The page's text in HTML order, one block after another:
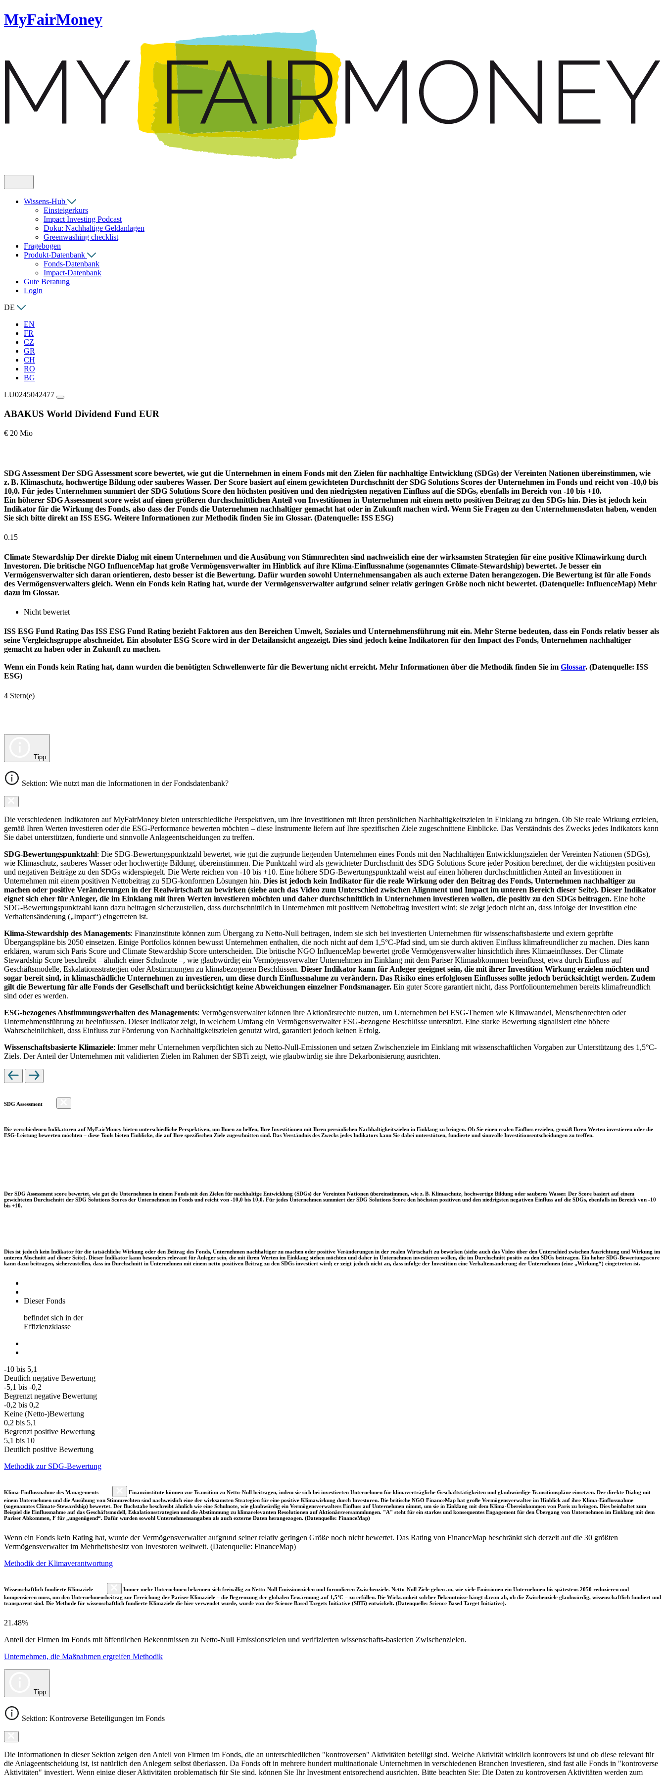
MyFairMoney
Wissens-Hub
Einsteigerkurs
Impact Investing Podcast
Doku: Nachhaltige Geldanlagen
Greenwashing checklist
Fragebogen
Produkt-Datenbank
Fonds-Datenbank
Impact-Datenbank
Gute Beratung
Login
DE
EN
FR
CZ
GR
CH
RO
BG
LU0245042477
ABAKUS World Dividend Fund EUR
€ 20 Mio
SDG Assessment Der SDG Assessment score bewertet, wie gut die Unternehmen in einem Fonds mit den Zielen für nachhaltige Entwicklung (SDGs) der Vereinten Nationen übereinstimmen, wie
z. B. Klimaschutz, hochwertige Bildung oder sauberes Wasser. Der Score basiert auf einem gewichteten Durchschnitt der SDG Solutions Scores der Unternehmen im Fonds und reicht von -10,0 bis
10,0. Für jedes Unternehmen summiert der SDG Solutions Score den höchsten positiven und den niedrigsten negativen Einfluss auf die SDGs, ebenfalls im Bereich von -10 bis +10.
Ein höherer SDG Assessment score weist auf einen größeren durchschnittlichen Anteil von Investitionen in Unternehmen mit einem netto positiven Beitrag zu den SDGs hin. Dies ist jedoch kein
Indikator für die Wirkung des Fonds, also dass der Fonds die Unternehmen nachhaltiger gemacht hat oder in Zukunft machen wird. Wenn Sie Fragen zu den Unternehmensdaten haben, wenden
Sie sich bitte direkt an ISS ESG. Weitere Informationen zur Methodik finden Sie im Glossar. (Datenquelle: ISS ESG)
0.15
Climate Stewardship Der direkte Dialog mit einem Unternehmen und die Ausübung von Stimmrechten sind nachweislich eine der wirksamsten Strategien für eine positive Klimawirkung durch
Investoren. Die britische NGO InfluenceMap hat große Vermögensverwalter im Hinblick auf ihre Klima-Einflussnahme (sogenanntes Climate-Stewardship) bewertet. Je besser ein
Vermögensverwalter sich daran orientieren, desto besser ist die Bewertung. Dafür wurden sowohl Unternehmensangaben als auch externe Daten herangezogen. Die Bewertung ist für alle Fonds
des Vermögensverwalters gleich. Wenn ein Fonds kein Rating hat, wurde der Vermögensverwalter aufgrund seiner relativ geringen Größe noch nicht bewertet. (Datenquelle: InfluenceMap) Mehr
dazu im Glossar.
Nicht bewertet
ISS ESG Fund Rating Das ISS ESG Fund Rating bezieht Faktoren aus den Bereichen Umwelt, Soziales und Unternehmensführung mit ein. Mehr Sterne bedeuten, dass ein Fonds relativ besser als
seine Vergleichsgruppe abschneidet. Ein absoluter ESG Score wird in der Detailansicht angezeigt. Dies sind jedoch keine Indikatoren für den Impact des Fonds, Unternehmen nachhaltiger
gemacht zu haben oder in Zukunft zu machen.
Wenn ein Fonds kein Rating hat, dann wurden die benötigten Schwellenwerte für die Bewertung nicht erreicht. Mehr Informationen über die Methodik finden Sie im Glossar. (Datenquelle: ISS
ESG)
4 Stern(e)
Tipp
Sektion: Wie nutzt man die Informationen in der Fondsdatenbank?
Die verschiedenen Indikatoren auf MyFairMoney bieten unterschiedliche Perspektiven, um Ihre Investitionen mit Ihren persönlichen Nachhaltigkeitszielen in Einklang zu bringen. Ob Sie reale Wirkung erzielen,
gemäß Ihren Werten investieren oder die ESG-Performance bewerten möchten – diese Instrumente liefern auf Ihre spezifischen Ziele zugeschnittene Einblicke. Das Verständnis des Zwecks jedes Indikators kann
Sie dabei unterstützen, fundierte und sinnvolle Anlageentscheidungen zu treffen.
SDG-Bewertungspunktzahl: Die SDG-Bewertungspunktzahl bewertet, wie gut die zugrunde liegenden Unternehmen eines Fonds mit den Nachhaltigen Entwicklungszielen der Vereinten Nationen (SDGs),
wie Klimaschutz, sauberes Wasser oder hochwertige Bildung, übereinstimmen. Die Punktzahl wird als gewichteter Durchschnitt des SDG Solutions Score jeder Position berechnet, der die wichtigsten positiven
und negativen Beiträge zu den SDGs widerspiegelt. Die Werte reichen von -10 bis +10. Eine höhere SDG-Bewertungspunktzahl weist auf einen höheren durchschnittlichen Anteil an Investitionen in
Unternehmen mit einem positiven Nettobeitrag zu SDG-konformen Lösungen hin. Dies ist jedoch kein Indikator für die reale Wirkung oder den Beitrag des Fonds, Unternehmen nachhaltiger zu
machen oder positive Veränderungen in der Realwirtschaft zu bewirken (siehe auch das Video zum Unterschied zwischen Alignment und Impact im unteren Bereich dieser Seite). Dieser Indikator
eignet sich eher für Anleger, die im Einklang mit ihren Werten investieren möchten und daher durchschnittlich in Unternehmen investieren wollen, die positiv zu den SDGs beitragen. Eine hohe
SDG-Bewertungspunktzahl kann dazu beitragen sicherzustellen, dass durchschnittlich in Unternehmen mit positivem Nettobeitrag investiert wird; sie zeigt jedoch nicht an, dass infolge der Investition eine
Verhaltensänderung („Impact“) eingetreten ist.
Klima-Stewardship des Managements: Finanzinstitute können zum Übergang zu Netto-Null beitragen, indem sie sich bei investierten Unternehmen für wissenschaftsbasierte und extern geprüfte
Übergangspläne bis 2050 einsetzen. Einige Portfolios können bewusst Unternehmen enthalten, die noch nicht auf dem 1,5°C-Pfad sind, um sie durch aktiven Einfluss klimafreundlicher zu machen. Dies kann
erklären, warum sich Paris Score und Climate Stewardship Score unterscheiden. Die britische NGO InfluenceMap bewertet große Vermögensverwalter hinsichtlich ihres Klimaeinflusses. Der Climate
Stewardship Score beschreibt – ähnlich einer Schulnote –, wie glaubwürdig ein Vermögensverwalter Unternehmen im Einklang mit dem Pariser Klimaabkommen beeinflusst, etwa durch Einfluss auf
Geschäftsmodelle, Eskalationsstrategien oder Abstimmungen zu klimabezogenen Beschlüssen. Dieser Indikator kann für Anleger geeignet sein, die mit ihrer Investition Wirkung erzielen möchten und
sogar bereit sind, in klimaschädliche Unternehmen zu investieren, um diese durch Einflussnahme zu verändern. Das Risiko eines erfolglosen Einflusses sollte jedoch berücksichtigt werden. Zudem
gilt die Bewertung für alle Fonds der Gesellschaft und berücksichtigt keine Abweichungen einzelner Fondsmanager. Ein guter Score garantiert nicht, dass Portfoliounternehmen bereits klimafreundlich
sind oder es werden.
ESG-bezogenes Abstimmungsverhalten des Managements: Vermögensverwalter können ihre Aktionärsrechte nutzen, um Unternehmen bei ESG-Themen wie Klimawandel, Menschenrechten oder
Unternehmensführung zu beeinflussen. Dieser Indikator zeigt, in welchem Umfang ein Vermögensverwalter ESG-bezogene Beschlüsse unterstützt. Eine starke Bewertung signalisiert eine höhere
Wahrscheinlichkeit, dass Einfluss zur Förderung von Nachhaltigkeitszielen genutzt wird, garantiert jedoch keinen Erfolg.
Wissenschaftsbasierte Klimaziele: Immer mehr Unternehmen verpflichten sich zu Netto-Null-Emissionen und setzen Zwischenziele im Einklang mit wissenschaftlichen Vorgaben zur Unterstützung des 1,5°C-
Ziels. Der Anteil der Unternehmen mit validierten Zielen im Rahmen der SBTi zeigt, wie glaubwürdig sie ihre Dekarbonisierung ausrichten.
SDG Assessment
Die verschiedenen Indikatoren auf MyFairMoney bieten unterschiedliche Perspektiven, um Ihnen zu helfen, Ihre Investitionen mit Ihren persönlichen Nachhaltigkeitszielen in Einklang zu bringen. Ob Sie einen realen Einfluss erzielen, gemäß Ihren Werten investieren oder die
ESG-Leistung bewerten möchten – diese Tools bieten Einblicke, die auf Ihre spezifischen Ziele zugeschnitten sind. Das Verständnis des Zwecks jedes Indikators kann Sie dabei unterstützen, fundierte und sinnvolle Investitionsentscheidungen zu treffen.
Der SDG Assessment score bewertet, wie gut die Unternehmen in einem Fonds mit den Zielen für nachhaltige Entwicklung (SDGs) der Vereinten Nationen übereinstimmen, wie z. B. Klimaschutz, hochwertige Bildung oder sauberes Wasser. Der Score basiert auf einem
gewichteten Durchschnitt der SDG Solutions Scores der Unternehmen im Fonds und reicht von -10,0 bis 10,0. Für jedes Unternehmen summiert der SDG Solutions Score den höchsten positiven und den niedrigsten negativen Einfluss auf die SDGs, ebenfalls im Bereich von -10
bis +10.
Dies ist jedoch kein Indikator für die tatsächliche Wirkung oder den Beitrag des Fonds, Unternehmen nachhaltiger zu machen oder positive Veränderungen in der realen Wirtschaft zu bewirken (siehe auch das Video über den Unterschied zwischen Ausrichtung und Wirkung im
unteren Abschnitt auf dieser Seite). Dieser Indikator kann besonders relevant für Anleger sein, die mit ihren Werten im Einklang stehen möchten und daher in Unternehmen investieren wollen, die im Durchschnitt positiv zu den SDGs beitragen. Ein hoher SDG-Bewertungsscore
kann dazu beitragen, sicherzustellen, dass im Durchschnitt in Unternehmen mit einem netto positiven Beitrag zu den SDGs investiert wird; er zeigt jedoch nicht an, dass infolge der Investition eine Verhaltensänderung der Unternehmen (eine „Wirkung“) eingetreten ist.
Dieser Fonds
befindet sich in der
Effizienzklasse
-10 bis 5,1
Deutlich negative Bewertung
-5,1 bis -0,2
Begrenzt negative Bewertung
-0,2 bis 0,2
Keine (Netto-)Bewertung
0,2 bis 5,1
Begrenzt positive Bewertung
5,1 bis 10
Deutlich positive Bewertung
Methodik zur SDG-Bewertung
Klima-Einflussnahme des Managements
Finanzinstitute können zur Transition zu Netto-Null beitragen, indem sie sich bei investierten Unternehmen für klimaverträgliche Geschäftstätigkeiten und glaubwürdige Transitionspläne einsetzen. Der direkte Dialog mit
einem Unternehmen und die Ausübung von Stimmrechten sind nachweislich eine der wirksamsten Strategien für eine positive Klimawirkung durch Investoren. Die britische NGO FinanceMap hat große Vermögensverwalter im Hinblick auf ihre Klima-Einflussnahme
(sogenanntes Climate-Stewardship) bewertet. Der Buchstabe beschreibt ähnlich wie eine Schulnote, wie glaubwürdig ein Vermögensverwalters Einfluss auf Unternehmen nimmt, um sie in Einklang mit dem Klima-Übereinkommen von Paris zu bringen. Dies beinhaltet zum
Beispiel die Einflussnahme auf das Geschäftsmodell, Eskalationsstrategien und die Abstimmung zu klimarelevanten Resolutionen auf Aktionärsversammlungen. "A" steht für ein starkes und konsequentes Engagement für den Übergang von Unternehmen im Einklang mit dem
Pariser Abkommen, F für „ungenügend“. Dafür wurden sowohl Unternehmensangaben als auch externe Daten herangezogen. (Datenquelle: FinanceMap)
Wenn ein Fonds kein Rating hat, wurde der Vermögensverwalter aufgrund seiner relativ geringen Größe noch nicht bewertet. Das Rating von FinanceMap beschränkt sich derzeit auf die 30 größten
Vermögensverwalter im Mehrheitsbesitz von Investoren weltweit. (Datenquelle: FinanceMap)
Methodik der Klimaverantwortung
Wissenschaftlich fundierte Klimaziele
Immer mehr Unternehmen bekennen sich freiwillig zu Netto-Null Emissionszielen und formulieren Zwischenziele. Netto-Null Ziele geben an, wie viele Emissionen ein Unternehmen bis spätestens 2050 reduzieren und
kompensieren muss, um den Unternehmensbeitrag zur Erreichung der Pariser Klimaziele – die Begrenzung der globalen Erwärmung auf 1,5°C – zu erfüllen. Die Wirksamkeit solcher Bekenntnisse hängt davon ab, ob die Zwischenziele glaubwürdig, wissenschaftlich fundiert und
transparent sind. Die Methode für wissenschaftlich fundierte Klimaziele die hier verwendet wurde, wurde von der Science Based Targets Initiative (SBTi) entwickelt. (Datenquelle: Science Based Target Initiative).
21.48%
Anteil der Firmen im Fonds mit öffentlichen Bekenntnissen zu Netto-Null Emissionszielen und verifizierten wissenschafts-basierten Zwischenzielen.
Unternehmen, die Maßnahmen ergreifen Methodik
Tipp
Sektion: Kontroverse Beteiligungen im Fonds
Die Informationen in dieser Sektion zeigen den Anteil von Firmen im Fonds, die an unterschiedlichen "kontroversen" Aktivitäten beteiligt sind. Welche Aktivität wirklich kontrovers ist und ob diese relevant für
die Anlageentscheidung ist, ist natürlich den Anlegern selbst überlassen. Da Fonds oft in mehrere hundert multinationale Unternehmen in verschiedenen Branchen investieren, sind fast alle Fonds in "kontroverse
Aktivitäten" investiert. Wenn einige dieser Aktivitäten problematisch für Sie sind, können Sie Ihr Investment entsprechend ausrichten. Bitte beachten Sie: Die Daten zu kontroversen Aktivitäten werden zum